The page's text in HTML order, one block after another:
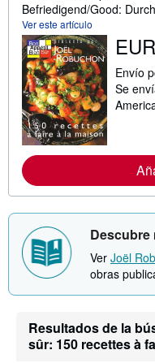
Befriedigend/Good:
Ver este artículo
Envío
Se
Descubre
Ver Joël
obras
Resultados de la
sûr: 150 recettes à